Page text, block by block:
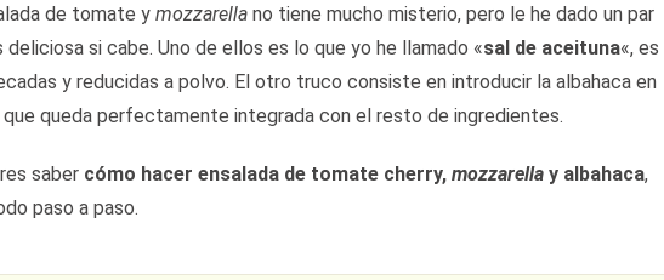
de tomate y mozzarella no tiene mucho misterio, pero le he dado un par
si cabe. Uno de ellos es lo que yo he llamado «sal de aceituna«, es
y reducidas a polvo. El otro truco consiste en introducir la albahaca en
queda perfectamente integrada con el resto de ingredientes.
saber cómo hacer ensalada de tomate cherry, mozzarella y albahaca,
paso a paso.